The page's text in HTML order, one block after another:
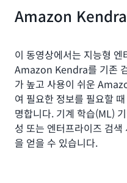
Amazon
이 동영상에서는 지능형
Amazon Kendra를 기존
가 높고 사용이 쉬운
여 필요한 정보를 필요할
명합니다. 기계 학습(ML)
성 또는 엔터프라이즈 검
을 얻을 수 있습니다.